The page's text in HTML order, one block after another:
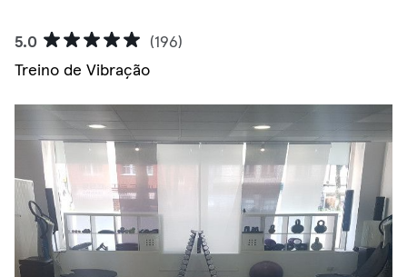
5.0
(196)
Treino de Vibração